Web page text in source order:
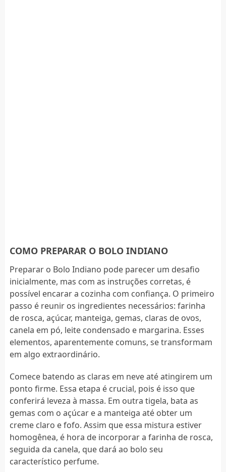
COMO PREPARAR O BOLO INDIANO
Preparar o Bolo Indiano pode parecer um desafio
inicialmente, mas com as instruções corretas, é
possível encarar a cozinha com confiança. O primeiro
passo é reunir os ingredientes necessários: farinha
de rosca, açúcar, manteiga, gemas, claras de ovos,
canela em pó, leite condensado e margarina. Esses
elementos, aparentemente comuns, se transformam
em algo extraordinário.
Comece batendo as claras em neve até atingirem um
ponto firme. Essa etapa é crucial, pois é isso que
conferirá leveza à massa. Em outra tigela, bata as
gemas com o açúcar e a manteiga até obter um
creme claro e fofo. Assim que essa mistura estiver
homogênea, é hora de incorporar a farinha de rosca,
seguida da canela, que dará ao bolo seu
característico perfume.